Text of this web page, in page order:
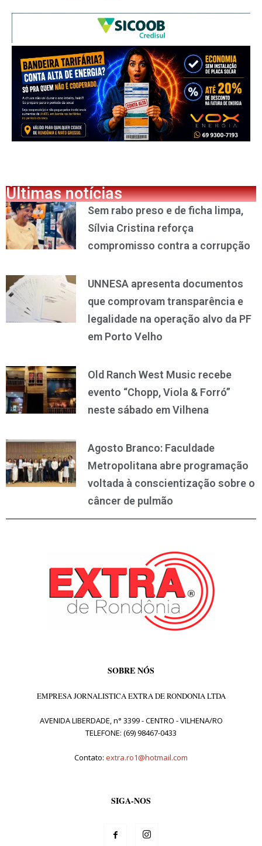
Últimas notícias
Sem rabo preso e de ficha limpa,
Sílvia Cristina reforça
compromisso contra a corrupção
UNNESA apresenta documentos
que comprovam transparência e
legalidade na operação alvo da PF
em Porto Velho
Old Ranch West Music recebe
evento “Chopp, Viola & Forró”
neste sábado em Vilhena
Agosto Branco: Faculdade
Metropolitana abre programação
voltada à conscientização sobre o
câncer de pulmão
SOBRE NÓS
EMPRESA JORNALISTICA EXTRA DE RONDONIA LTDA
AVENIDA LIBERDADE, n° 3399 - CENTRO - VILHENA/RO
TELEFONE: (69) 98467-0433
Contato: extra.ro1@hotmail.com
SIGA-NOS